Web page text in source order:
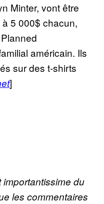
Minter, vont être
5 000$ chacun,
américain. Ils
sur des t-shirts
]
du
les commentaires